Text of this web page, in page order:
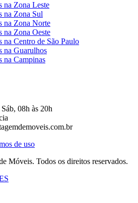
na Zona Leste
na Zona Sul
na Zona Norte
na Zona Oeste
na Centro de São Paulo
na Guarulhos
na Campinas
08h às 20h
de uso
Móveis. Todos os direitos reservados.